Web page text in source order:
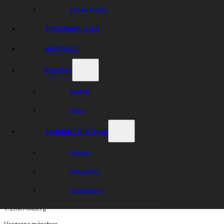
Sociala medier
SPEEDWAYBUSSEN
WEBBSHOP
KONTAKT
Kontakt
Press
SAMARBETSPARTNER
Partners
Partnerlista
Guldklubben
har drabbats av en hjärnskakning efter en krasch i
behöver samtidigt ge sin axel fortsatt rehabilitering efter
– Oturen med skador grinar oss lite i ansiktet, men vi har
fullt förtroende för att den här sjuan är rejält sugna på att
ta säsongens första seger, säger lagledare Andreas
1. Piotr Pawlicki
2. Ludvig Lindgren (K)
6. Adam Ellis
7. Emil Millberg